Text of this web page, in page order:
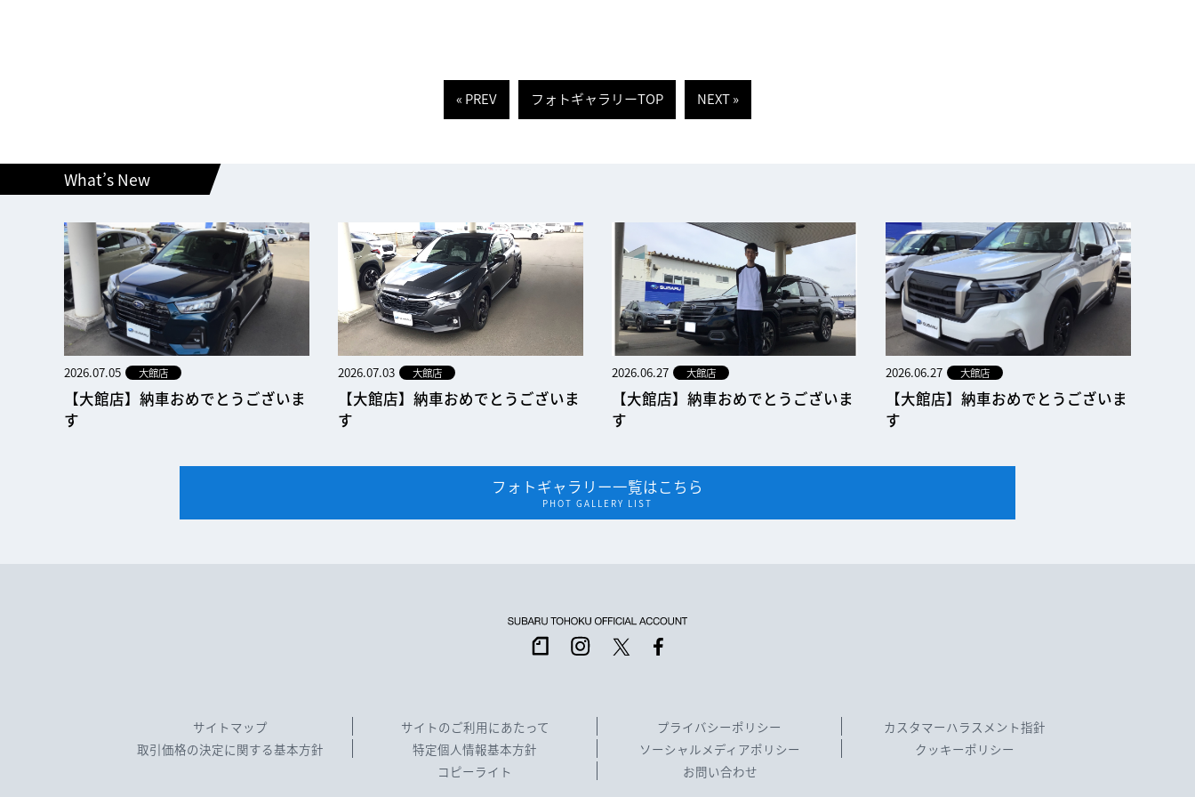
« PREV フォトギャラリーTOP NEXT »
What’s New
2026.07.05 大館店
【大館店】納車おめでとうございま
す
2026.07.03 大館店
【大館店】納車おめでとうございま
す
2026.06.27 大館店
【大館店】納車おめでとうございま
す
2026.06.27 大館店
【大館店】納車おめでとうございま
す
フォトギャラリー一覧はこちら
PHOT GALLERY LIST
サイトマップ サイトのご利用にあたって プライバシーポリシー
カスタマーハラスメント指針
取引価格の決定に関する基本方針
特定個人情報基本方針 ソーシャルメディアポリシー
クッキーポリシー
コピーライト
お問い合わせ